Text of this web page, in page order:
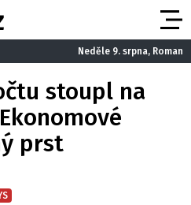
Neděle 9. srpna, Roman
stoupl na
prst